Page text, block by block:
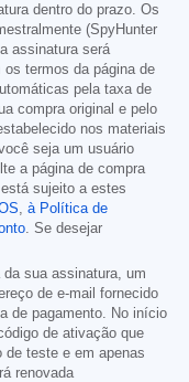
dentro do prazo. Os
(SpyHunter
assinatura será
os termos da página de
pela taxa de
compra original e pelo
nos materiais
seja um usuário
a página de compra
sujeito a estes
à Política de
. Se desejar
sua assinatura, um
de e-mail fornecido
de pagamento. No início
de ativação que
de teste e em apenas
renovada